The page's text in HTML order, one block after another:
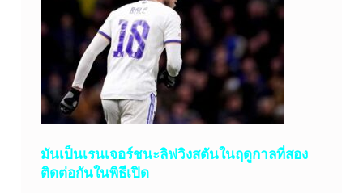
ว
นิ
ล
รั
บ
มันเป็นเรนเจอร์ชนะลิฟวิงสตันในฤดูกาลที่สอง
ติดต่อกันในพิธีเปิด